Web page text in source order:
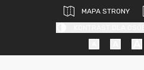
MAPA STRONY